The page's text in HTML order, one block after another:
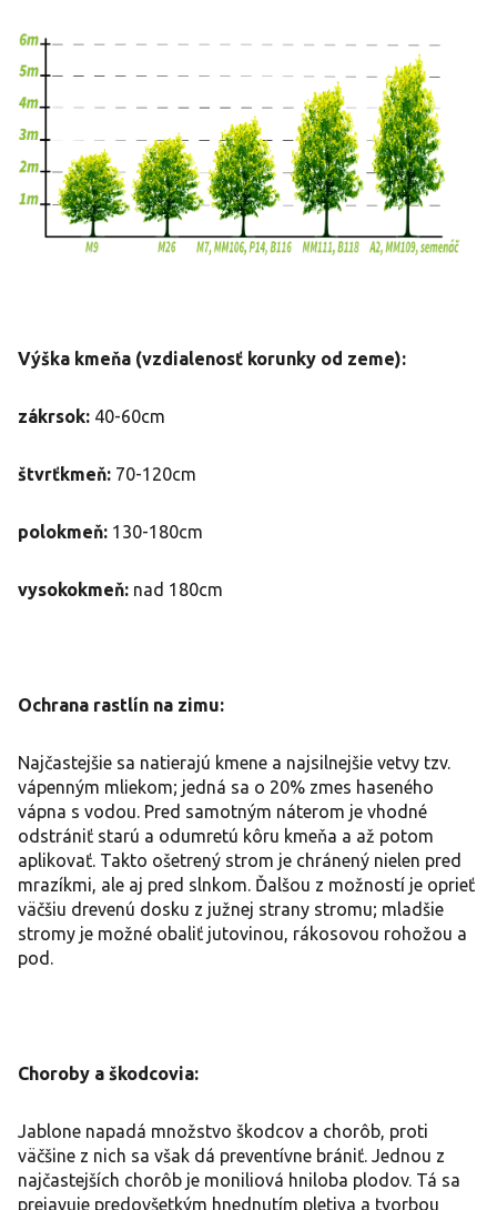
Výška kmeňa (vzdialenosť korunky od zeme):
zákrsok: 40-60cm
štvrťkmeň: 70-120cm
polokmeň: 130-180cm
vysokokmeň: nad 180cm
Ochrana rastlín na zimu:
Najčastejšie sa natierajú kmene a najsilnejšie vetvy tzv.
vápenným mliekom; jedná sa o 20% zmes haseného
vápna s vodou. Pred samotným náterom je vhodné
odstrániť starú a odumretú kôru kmeňa a až potom
aplikovať. Takto ošetrený strom je chránený nielen pred
mrazíkmi, ale aj pred slnkom. Ďalšou z možností je oprieť
väčšiu drevenú dosku z južnej strany stromu; mladšie
stromy je možné obaliť jutovinou, rákosovou rohožou a
pod.
Choroby a škodcovia:
Jablone napadá množstvo škodcov a chorôb, proti
väčšine z nich sa však dá preventívne brániť. Jednou z
najčastejších chorôb je moniliová hniloba plodov. Tá sa
prejavuje predovšetkým hnednutím pletiva a tvorbou